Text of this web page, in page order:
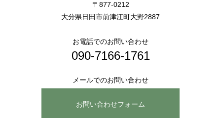
〒877-0212
大分県日田市前津江町大野2887
お電話でのお問い合わせ
090-7166-1761
メールでのお問い合わせ
お問い合わせフォーム